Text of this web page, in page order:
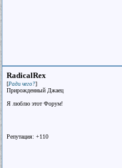
RadicalRex
[Ради чего?]
Прирожденный Джаец
Я люблю этот Форум!
Репутация: +110